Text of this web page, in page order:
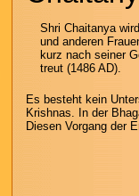
Shri Chaitanya
und anderen
kurz nach seiner
treut (1486 AD).
Es besteht kein
Krishnas. In der
Diesen Vorgang der